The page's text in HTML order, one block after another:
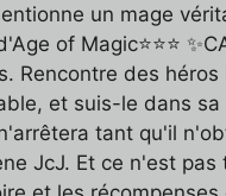
un mage
of Magic⭐⭐⭐
Rencontre des
et suis-le dans
tant qu'il
JcJ. Et ce n'est